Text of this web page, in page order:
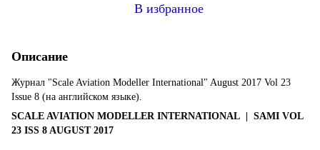
В избранное
Описание
Журнал "Scale Aviation Modeller International" August 2017 Vol 23
Issue 8 (на английском языке).
SCALE AVIATION MODELLER INTERNATIONAL | SAMI VOL
23 ISS 8 AUGUST 2017